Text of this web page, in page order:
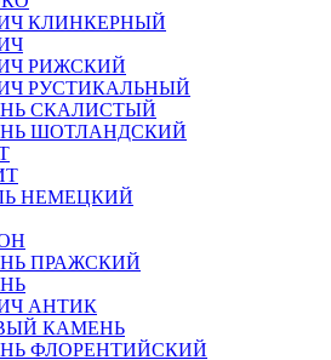
КЛИНКЕРНЫЙ
РИЖСКИЙ
РУСТИКАЛЬНЫЙ
СКАЛИСТЫЙ
ШОТЛАНДСКИЙ
НЕМЕЦКИЙ
ПРАЖСКИЙ
АНТИК
КАМЕНЬ
ФЛОРЕНТИЙСКИЙ